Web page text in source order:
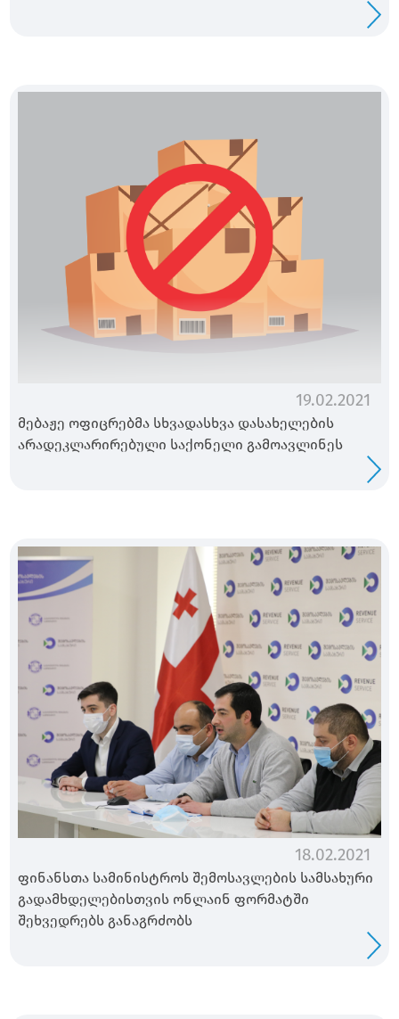
19.02.2021
მებაჟე ოფიცრებმა სხვადასხვა დასახელების
არადეკლარირებული საქონელი გამოავლინეს
18.02.2021
ფინანსთა სამინისტროს შემოსავლების სამსახური
გადამხდელებისთვის ონლაინ ფორმატში
შეხვედრებს განაგრძობს